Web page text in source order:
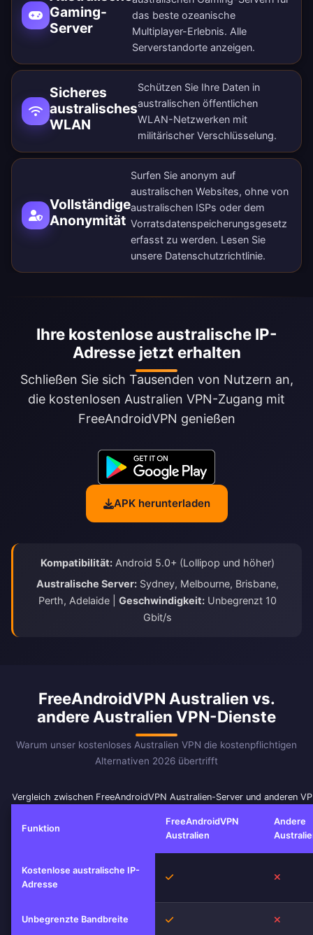
Gaming-
Server
das beste ozeanische
Multiplayer-Erlebnis. Alle
Serverstandorte anzeigen.
Sicheres
australisches
WLAN
Schützen Sie Ihre Daten in
australischen öffentlichen
WLAN-Netzwerken mit
militärischer Verschlüsselung.
Vollständige
Anonymität
Surfen Sie anonym auf
australischen Websites, ohne von
australischen ISPs oder dem
Vorratsdatenspeicherungsgesetz
erfasst zu werden. Lesen Sie
unsere Datenschutzrichtlinie.
Ihre kostenlose australische IP-
Adresse jetzt erhalten
Schließen Sie sich Tausenden von Nutzern an,
die kostenlosen Australien VPN-Zugang mit
FreeAndroidVPN genießen
APK herunterladen
Kompatibilität: Android 5.0+ (Lollipop und höher)
Australische Server: Sydney, Melbourne, Brisbane,
Perth, Adelaide | Geschwindigkeit: Unbegrenzt 10
Gbit/s
FreeAndroidVPN Australien vs.
andere Australien VPN-Dienste
Warum unser kostenloses Australien VPN die kostenpflichtigen
Alternativen 2026 übertrifft
Vergleich zwischen FreeAndroidVPN Australien-Server und anderen
Funktion
FreeAndroidVPN
Australien
Andere
Kostenlose australische IP-
Adresse
Ja
Unbegrenzte Bandbreite Ja